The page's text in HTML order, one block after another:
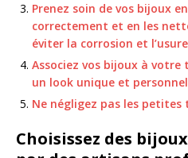
Prenez soin de vos bijoux
correctement et en les
éviter la corrosion et
Associez vos bijoux à
un look unique et
Ne négligez pas les petites
Choisissez des